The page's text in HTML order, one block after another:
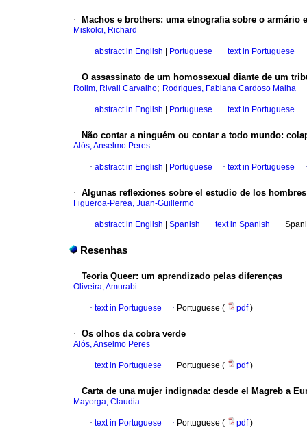
· Machos e brothers: uma etnografia sobre o
Miskolci, Richard
· abstract in English Portuguese · text in Portuguese
· O assassinato de um homossexual diante de um
Rolim, Rivail Carvalho; Rodrigues, Fabiana Cardoso Malha
· abstract in English Portuguese · text in Portuguese
· Não contar a ninguém ou contar a todo mundo:
Alós, Anselmo Peres
· abstract in English Portuguese · text in Portuguese
· Algunas reflexiones sobre el estudio de los
Figueroa-Perea, Juan-Guillermo
· abstract in English Spanish · text in Spanish ·
Resenhas
· Teoria Queer: um aprendizado pelas diferenças
Oliveira, Amurabi
· text in Portuguese · Portuguese ( pdf)
· Os olhos da cobra verde
Alós, Anselmo Peres
· text in Portuguese · Portuguese ( pdf)
· Carta de una mujer indignada: desde el Magreb a
Mayorga, Claudia
· text in Portuguese · Portuguese ( pdf)